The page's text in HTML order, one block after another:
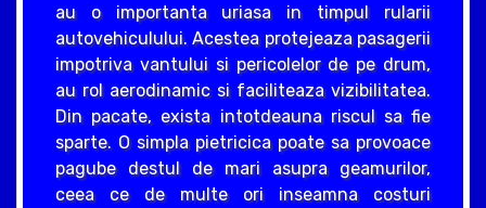
au o importanta uriasa in timpul rularii
autovehiculului. Acestea protejeaza pasagerii
impotriva vantului si pericolelor de pe drum,
au rol aerodinamic si faciliteaza vizibilitatea.
Din pacate, exista intotdeauna riscul sa fie
sparte. O simpla pietricica poate sa provoace
pagube destul de mari asupra geamurilor,
ceea ce de multe ori inseamna costuri